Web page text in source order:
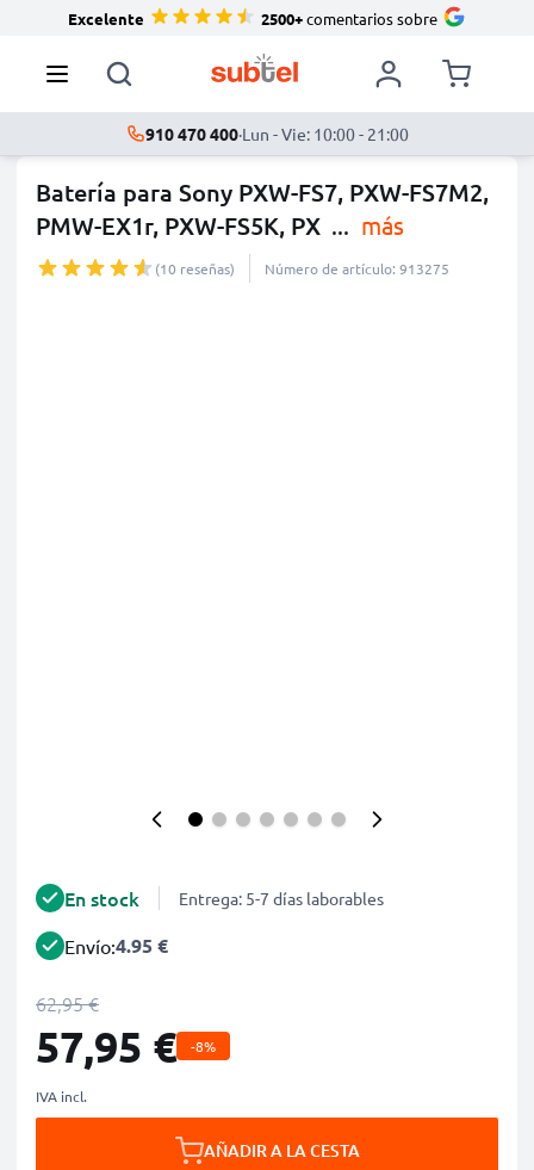
Excelente 2500+comentarios sobre
910 470 400·Lun - Vie: 10:00 - 21:00
Batería para Sony PXW-FS7, PXW-FS7M2,
PMW-EX1r, PXW-FS5K, PX ... más
(10 reseñas) Número de artículo: 913275
En stock Entrega: 5-7 días laborables
Envío:4.95 €
62,95 €
57,95 € -8%
IVA incl.
AÑADIR A LA CESTA